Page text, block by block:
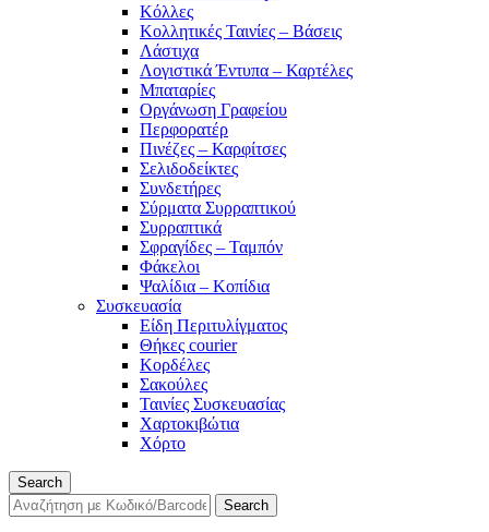
Κόλλες
Κολλητικές Ταινίες – Βάσεις
Λάστιχα
Λογιστικά Έντυπα – Καρτέλες
Μπαταρίες
Οργάνωση Γραφείου
Περφορατέρ
Πινέζες – Καρφίτσες
Σελιδοδείκτες
Συνδετήρες
Σύρματα Συρραπτικού
Συρραπτικά
Σφραγίδες – Ταμπόν
Φάκελοι
Ψαλίδια – Κοπίδια
Συσκευασία
Είδη Περιτυλίγματος
Θήκες courier
Κορδέλες
Σακούλες
Ταινίες Συσκευασίας
Χαρτοκιβώτια
Χόρτο
Search
Search